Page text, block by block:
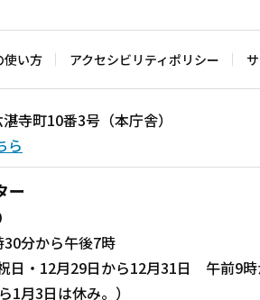
使い方 アクセシビリティポリシー
寺町10番3号（本庁舎）
ら
ー
分から午後7時
日・12月29日から12月31日 午前9
1月3日は休み。）